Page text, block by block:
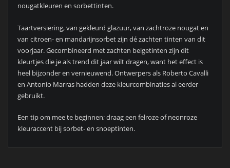
nougatkleuren en sorbettinten.
Taartversiering, van gekleurd glazuur, van zachtroze nougat en
van citroen- en mandarijnsorbet zijn dé zachten tinten van dit
voorjaar. Gecombineerd met zachten beigetinten zijn dit
kleurtjes die je als trend dit jaar wilt dragen, want het effect is
heel bijzonder en vernieuwend. Ontwerpers als Roberto Cavalli
en Antonio Marras hadden deze kleurcombinaties al eerder
gebruikt.
Een tip om mee te beginnen; draag een felroze of neonroze
kleuraccent bij sorbet- en snoeptinten.